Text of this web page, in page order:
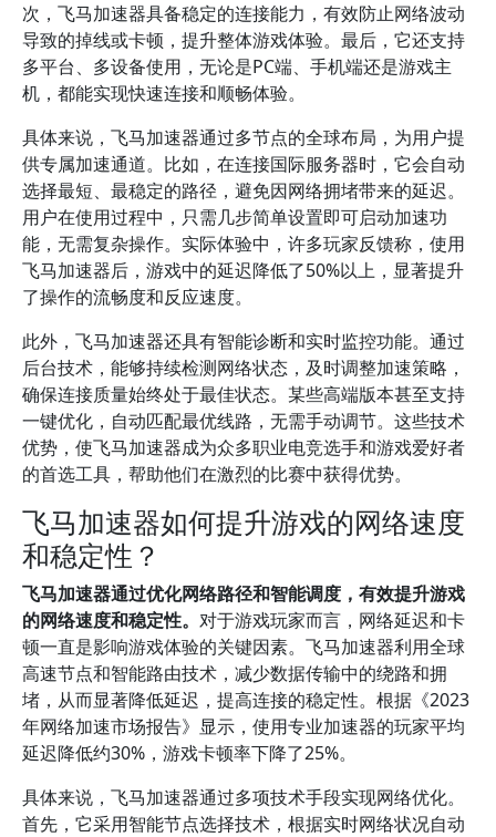
次，飞马加速器具备稳定的连接能力，有效防止网络波动
导致的掉线或卡顿，提升整体游戏体验。最后，它还支持
多平台、多设备使用，无论是PC端、手机端还是游戏主
机，都能实现快速连接和顺畅体验。
具体来说，飞马加速器通过多节点的全球布局，为用户提
供专属加速通道。比如，在连接国际服务器时，它会自动
选择最短、最稳定的路径，避免因网络拥堵带来的延迟。
用户在使用过程中，只需几步简单设置即可启动加速功
能，无需复杂操作。实际体验中，许多玩家反馈称，使用
飞马加速器后，游戏中的延迟降低了50%以上，显著提升
了操作的流畅度和反应速度。
此外，飞马加速器还具有智能诊断和实时监控功能。通过
后台技术，能够持续检测网络状态，及时调整加速策略，
确保连接质量始终处于最佳状态。某些高端版本甚至支持
一键优化，自动匹配最优线路，无需手动调节。这些技术
优势，使飞马加速器成为众多职业电竞选手和游戏爱好者
的首选工具，帮助他们在激烈的比赛中获得优势。
飞马加速器如何提升游戏的网络速度
和稳定性？
飞马加速器通过优化网络路径和智能调度，有效提升游戏
的网络速度和稳定性。 对于游戏玩家而言，网络延迟和卡
顿一直是影响游戏体验的关键因素。飞马加速器利用全球
高速节点和智能路由技术，减少数据传输中的绕路和拥
堵，从而显著降低延迟，提高连接的稳定性。根据《2023
年网络加速市场报告》显示，使用专业加速器的玩家平均
延迟降低约30%，游戏卡顿率下降了25%。
具体来说，飞马加速器通过多项技术手段实现网络优化。
首先，它采用智能节点选择技术，根据实时网络状况自动